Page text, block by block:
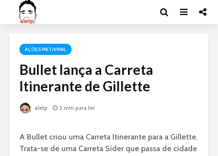
AÇÕES MKT/VIRAL
Bullet lança a Carreta
Itinerante de Gillette
aletp 2 min para ler
A Bullet criou uma Carreta Itinerante para a Gillette.
Trata-se de uma Carreta Sider que passa de cidade